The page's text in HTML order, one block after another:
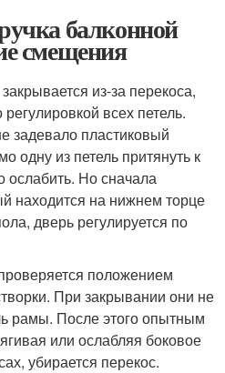
балконной
смещения
из-за перекоса,
всех петель.
задевало пластиковый
одну из петель притянуть к
ослабить. Но сначала
находится на нижнем торце
дверь регулируется по
положением
При закрывании они не
рамы. После этого опытным
или ослабляя боковое
убирается перекос.